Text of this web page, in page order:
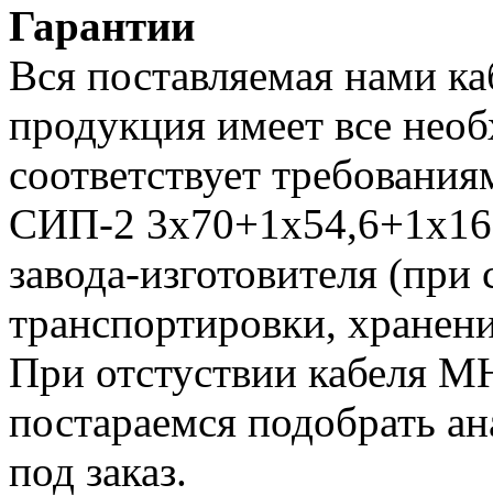
Гарантии
Вся поставляемая нами
продукция имеет все
соответствует
СИП-2
завода-изготовителя
транспортировки,
При отстуствии
постараемся подобрать
под заказ.